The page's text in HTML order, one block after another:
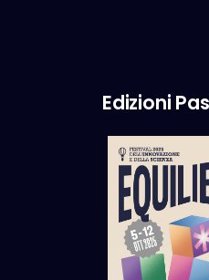
Edizioni